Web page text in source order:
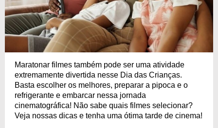
Maratonar filmes também pode ser uma atividade
extremamente divertida nesse Dia das Crianças.
Basta escolher os melhores, preparar a pipoca e o
refrigerante e embarcar nessa jornada
cinematográfica! Não sabe quais filmes selecionar?
Veja nossas dicas e tenha uma ótima tarde de cinema!